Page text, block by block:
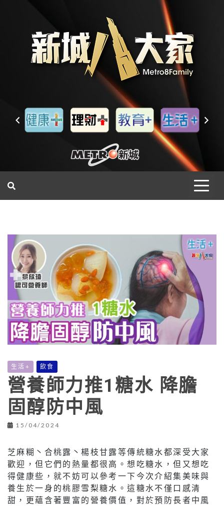
生活+ 飲食
營養師力推1糖水 降膽
固醇防中風
15/04/2024
芝麻糊丶合桃露丶楊枝甘露等傳統糖水都深受大家
歡迎，但它們的熱量都很高。想吃糖水，但又想吃
得健康些，就不妨可以參考一下今次介紹集美味與
養生於一身的桃膠雪梨糖水。這糖水不僅口感清
甜，更蘊含著豐富的營養價值，對於預防長者中風